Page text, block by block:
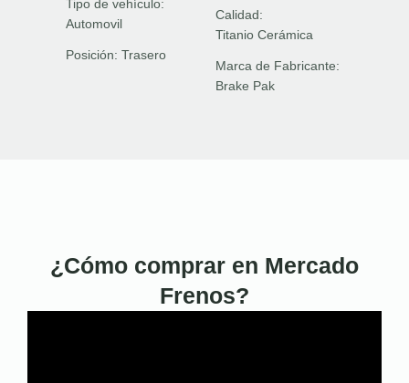
Tipo de vehículo:
Automovil
Posición: Trasero
Calidad:
Titanio Cerámica
Marca de Fabricante:
Brake Pak
¿Cómo comprar en Mercado
Frenos?